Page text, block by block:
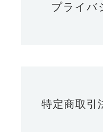
プライバ
特定商取引